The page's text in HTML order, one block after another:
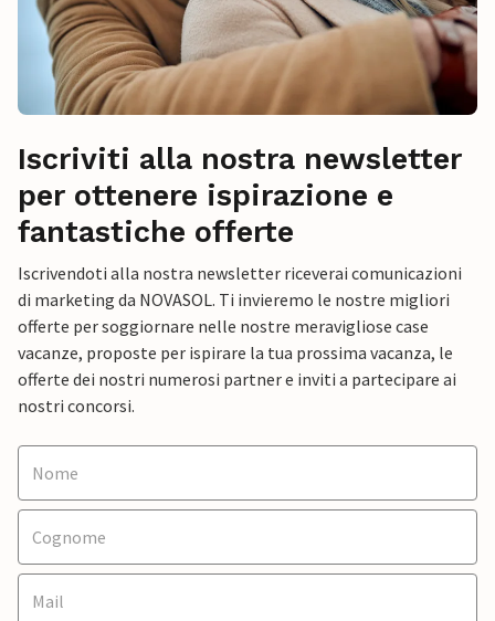
Iscriviti alla nostra newsletter
per ottenere ispirazione e
fantastiche offerte
Iscrivendoti alla nostra newsletter riceverai comunicazioni
di marketing da NOVASOL. Ti invieremo le nostre migliori
offerte per soggiornare nelle nostre meravigliose case
vacanze, proposte per ispirare la tua prossima vacanza, le
offerte dei nostri numerosi partner e inviti a partecipare ai
nostri concorsi.